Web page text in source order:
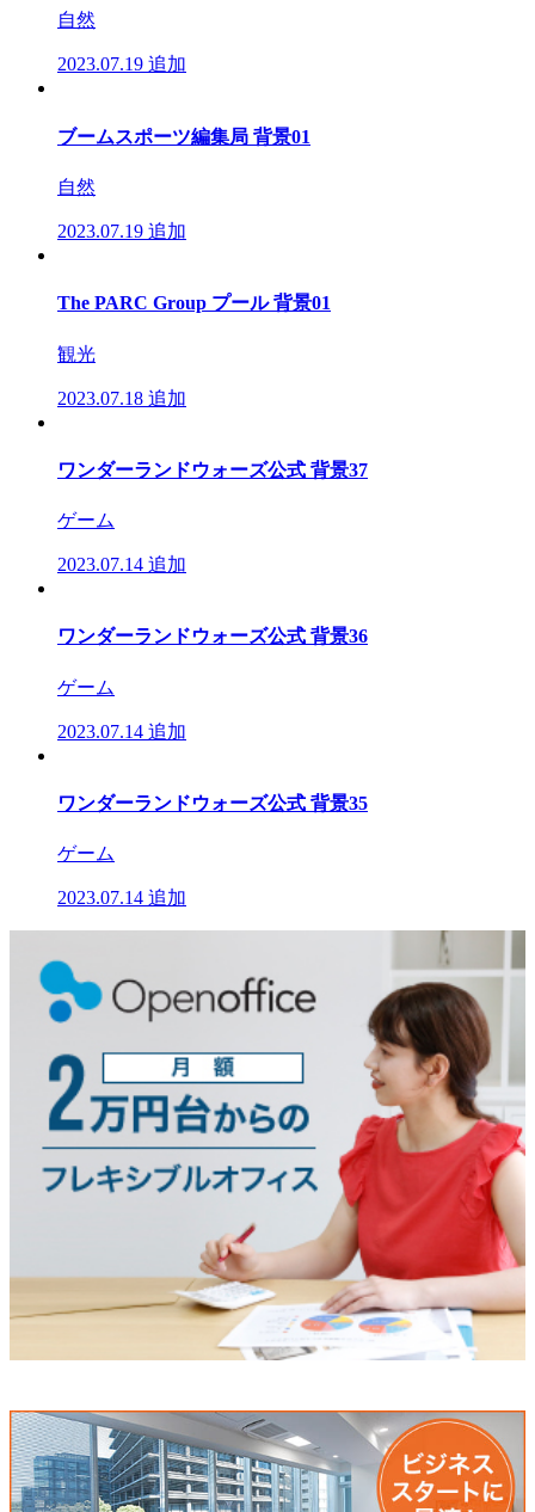
自然
2023.07.19 追加
ブームスポーツ編集局 背景01
自然
2023.07.19 追加
The PARC Group プール 背景01
観光
2023.07.18 追加
ワンダーランドウォーズ公式 背景37
ゲーム
2023.07.14 追加
ワンダーランドウォーズ公式 背景36
ゲーム
2023.07.14 追加
ワンダーランドウォーズ公式 背景35
ゲーム
2023.07.14 追加